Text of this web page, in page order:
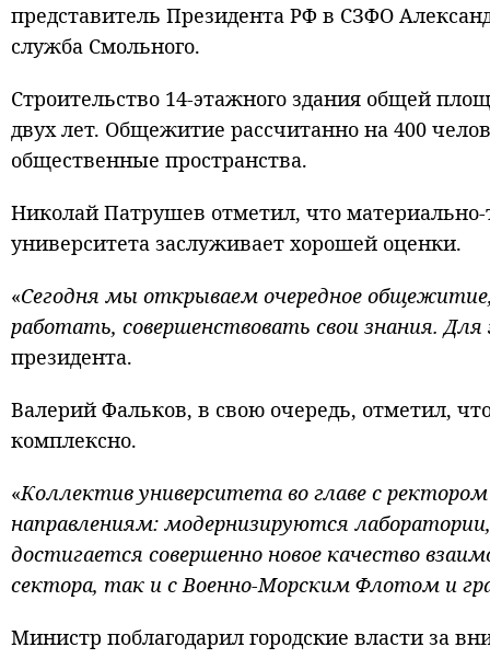
представитель Президента РФ в СЗФО
служба Смольного.
Строительство 14-этажного здания общей
двух лет. Общежитие рассчитанно на 400
общественные пространства.
Николай Патрушев отметил, что
университета заслуживает хорошей оценки.
«Сегодня мы открываем очередное
работать, совершенствовать свои знания. Для
президента.
Валерий Фальков, в свою очередь, отметил,
комплексно.
«Коллектив университета во главе с
направлениям: модернизируются
достигается совершенно новое качество
сектора, так и с Военно-Морским Флотом и
Министр поблагодарил городские власти за